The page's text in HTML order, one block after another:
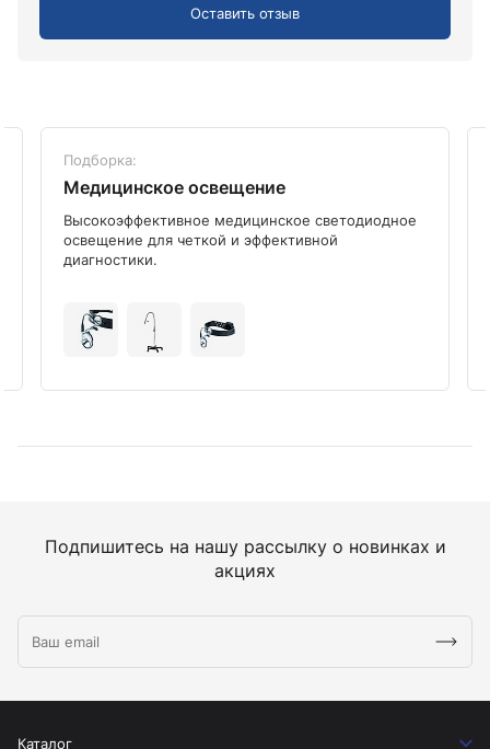
Оставить отзыв
Подборка:
Медицинское освещение
Высокоэффективное медицинское светодиодное
освещение для четкой и эффективной
диагностики.
Подпишитесь на нашу рассылку о новинках и
акциях
Каталог